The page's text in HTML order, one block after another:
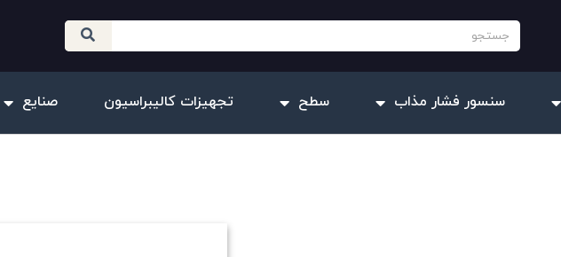
جستجو
سنسور فشار مذاب سطح تجهیزات کالیبراسیون صنایع